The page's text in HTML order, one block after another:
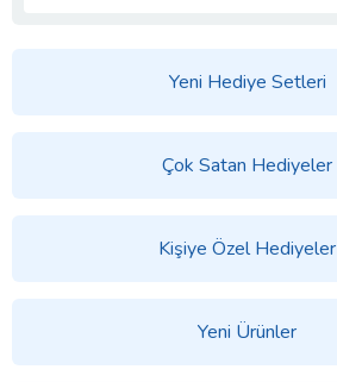
Yeni Hediye Setleri
Çok Satan Hediyeler
Kişiye Özel Hediyeler
Yeni Ürünler